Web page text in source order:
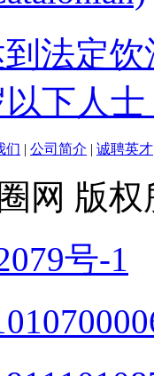
法定
下人士
们 | 公司简介 | 诚聘英才
网 版
号-1